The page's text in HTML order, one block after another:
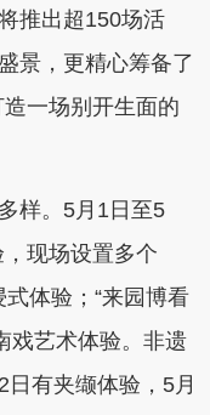
推出超150场活
景，更精心筹备了
一场别开生面的
样。5月1日至5
现场设置多个
体验； “来园博看
戏艺术体验。非遗
有夹缬体验，5月